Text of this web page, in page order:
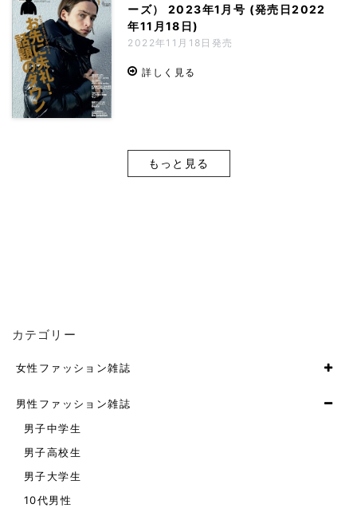
ーズ） 2023年1月号 (発売日2022
年11月18日)
2022年11月18日発売
詳しく見る
もっと見る
カテゴリー
女性ファッション雑誌
男性ファッション雑誌
男子中学生
男子高校生
男子大学生
10代男性